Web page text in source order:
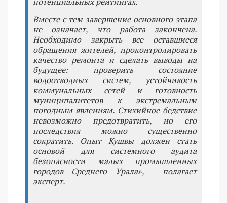
Вместе с тем завершение основного этапа
не означает, что работа закончена.
Необходимо закрыть все оставшиеся
обращения жителей, проконтролировать
качество ремонта и сделать выводы на
будущее: проверить состояние
водоотводных систем, устойчивость
коммунальных сетей и готовность
муниципалитетов к экстремальным
погодным явлениям. Стихийное бедствие
невозможно предотвратить, но его
последствия можно существенно
сократить. Опыт Кушвы должен стать
основой для системного аудита
безопасности малых промышленных
городов Среднего Урала», - полагает
эксперт.